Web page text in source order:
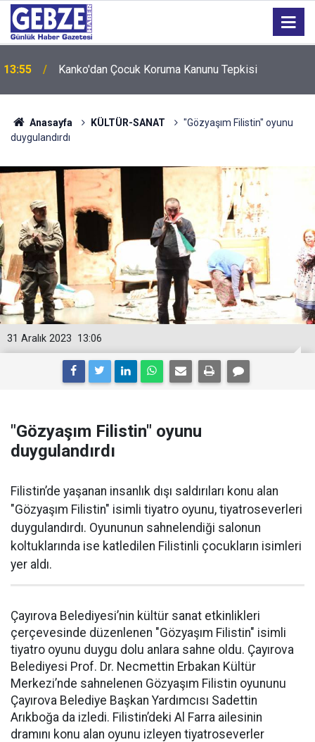
13:55 Kanko'dan Çocuk Koruma Kanunu Tepkisi
Anasayfa KÜLTÜR-SANAT
"Gözyaşım Filistin" oyunu
duygulandırdı
13:06
31 Aralık 2023
"Gözyaşım Filistin" oyunu
duygulandırdı
Filistin’de yaşanan insanlık dışı saldırıları konu alan
"Gözyaşım Filistin" isimli tiyatro oyunu, tiyatroseverleri
duygulandırdı. Oyununun sahnelendiği salonun
koltuklarında ise katledilen Filistinli çocukların isimleri
yer aldı.
Çayırova Belediyesi’nin kültür sanat etkinlikleri
çerçevesinde düzenlenen "Gözyaşım Filistin" isimli
tiyatro oyunu duygu dolu anlara sahne oldu. Çayırova
Belediyesi Prof. Dr. Necmettin Erbakan Kültür
Merkezi’nde sahnelenen Gözyaşım Filistin oyununu
Çayırova Belediye Başkan Yardımcısı Sadettin
Arıkboğa da izledi. Filistin’deki Al Farra ailesinin
dramını konu alan oyunu izleyen tiyatroseverler